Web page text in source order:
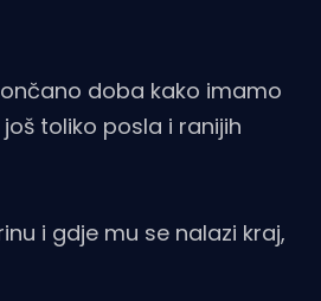
doba kako imamo
toliko posla i ranijih
i gdje mu se nalazi kraj,